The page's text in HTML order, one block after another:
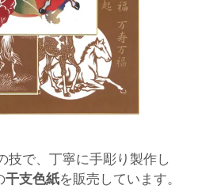
技で、丁寧に手彫り製作し
干支色紙を販売しています。